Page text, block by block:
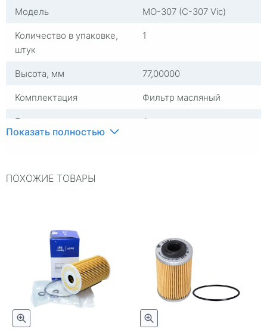
Модель
MO-307 (C-307 Vic)
Количество в упаковке,
штук
1
Высота, мм
77,00000
Комплектация
Фильтр масляный
Группа
Фильтры масляные
Показать полностью
ПОХОЖИЕ ТОВАРЫ